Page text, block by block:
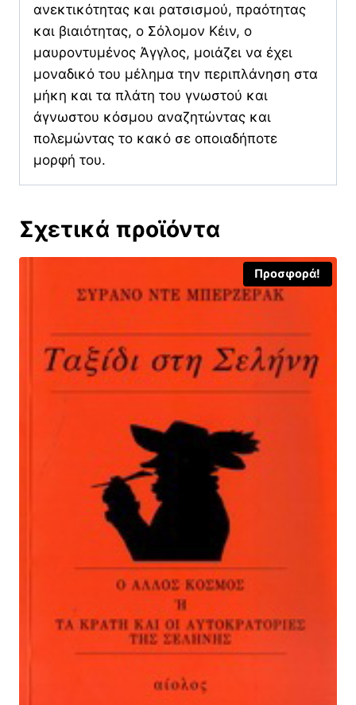
ανεκτικότητας και ρατσισμού, πραότητας
και βιαιότητας, ο Σόλομον Κέιν, ο
μαυροντυμένος Άγγλος, μοιάζει να έχει
μοναδικό του μέλημα την περιπλάνηση στα
μήκη και τα πλάτη του γνωστού και
άγνωστου κόσμου αναζητώντας και
πολεμώντας το κακό σε οποιαδήποτε
μορφή του.
Σχετικά προϊόντα
Προσφορά!